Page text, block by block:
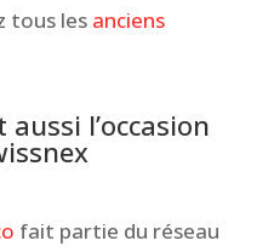
tous les anciens
aussi l’occasion
fait partie du réseau